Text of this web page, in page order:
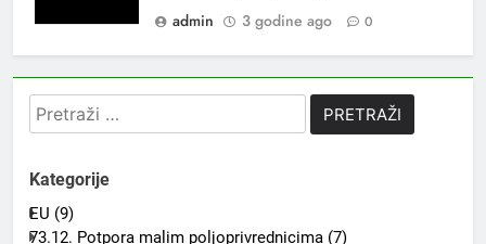
admin
3 godine ago 0
Pretraži:
Kategorije
EU (9)
73.12. Potpora malim poljoprivrednicima (7)